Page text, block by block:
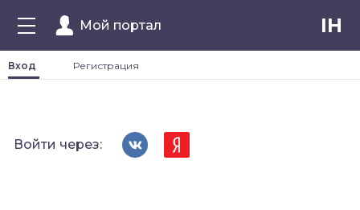
Мой портал IH
Вход Регистрация
Войти через: